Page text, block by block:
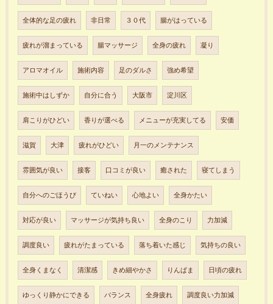
全体的な足の疲れ 非日常 ３０代 腸がはっている
疲れが溜まっている 腸マッサージ 全身の疲れ 凝り
アロマオイル 施術内容 足のダルさ 強め希望
施術中はしずか 自分に合う 大阪市 淀川区
肩こりがひどい 香りが選べる メニューが充実してる 安価
滋賀 大津 疲れがひどい 月一のメンテナンス
雰囲気が良い 接客 口コミが良い 癒された 寝てしまう
自分へのごほうび ていねい 心地よい 全身かたい
対応が良い マッサージが気持ち良い 全身のこり 力加減
調度良い 疲れがたまっている 落ち着いた感じ 気持ちの良い
全身くまなく 清潔感 きめ細やかさ りんぱま 日頃の疲れ
ゆっくり静かにできる バランス 全身疲れ 調度良い力加減